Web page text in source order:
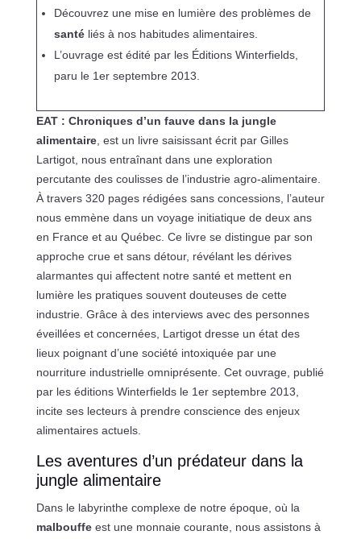
Découvrez une mise en lumière des problèmes de
santéliés à nos habitudes alimentaires.
L’ouvrage est édité par les Éditions Winterfields,
paru le 1er septembre 2013.
EAT : Chroniques d’un fauve dans la jungle
alimentaire, est un livre saisissant écrit par Gilles
Lartigot, nous entraînant dans une exploration
percutante des coulisses de l’industrie agro-alimentaire.
À travers 320 pages rédigées sans concessions, l’auteur
nous emmène dans un voyage initiatique de deux ans
en France et au Québec. Ce livre se distingue par son
approche crue et sans détour, révélant les dérives
alarmantes qui affectent notre santé et mettent en
lumière les pratiques souvent douteuses de cette
industrie. Grâce à des interviews avec des personnes
éveillées et concernées, Lartigot dresse un état des
lieux poignant d’une société intoxiquée par une
nourriture industrielle omniprésente. Cet ouvrage, publié
par les éditions Winterfields le 1er septembre 2013,
incite ses lecteurs à prendre conscience des enjeux
alimentaires actuels.
Les aventures d’un prédateur dans la
jungle alimentaire
Dans le labyrinthe complexe de notre époque, où la
malbouffeest une monnaie courante, nous assistons à